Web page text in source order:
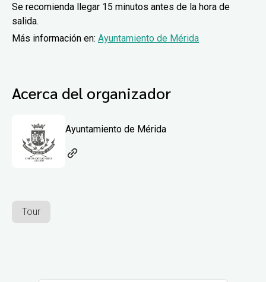
Se recomienda llegar 15 minutos antes de la hora de
salida.
Más información en: Ayuntamiento de Mérida
Acerca del organizador
Ayuntamiento de Mérida
Tour